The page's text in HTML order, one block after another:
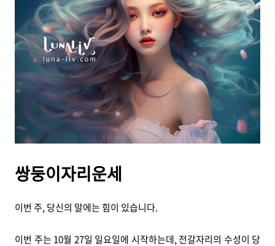
쌍둥이자리운세
이번 주, 당신의 말에는 힘이 있습니다.
이번 주는 10월 27일 일요일에 시작하는데, 전갈자리의 수성이 당